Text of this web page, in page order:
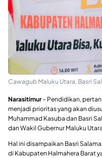
Cawagub Maluku Utara, Basri
Narasitimur– Pendidikan,
menjadi prioritas yang akan
Muhammad Kasuba dan Basri
dan Wakil Gubernur Maluku
Hal ini disampaikan Basri
di Kabupaten Halmahera Barat